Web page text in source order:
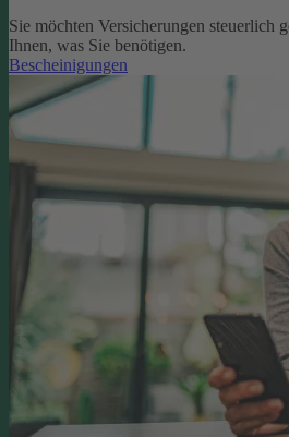
Sie möchten Versicherungen steuerlich
Ihnen, was Sie benötigen.
Bescheinigungen